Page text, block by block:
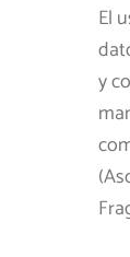
El
y